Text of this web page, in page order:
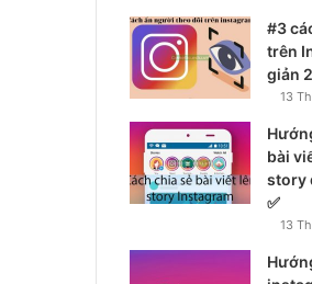
#3
trên
giản
13
bài
story
✅
13